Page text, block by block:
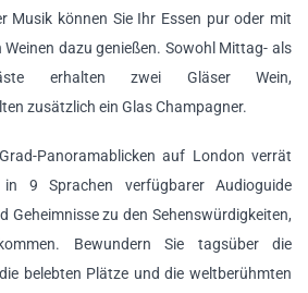
Musik können Sie Ihr Essen pur oder mit
dazu genießen. Sowohl Mittag- als
erhalten zwei Gläser Wein,
zusätzlich ein Glas Champagner.
Panoramablicken auf London verrät
9 Sprachen verfügbarer Audioguide
Geheimnisse zu den Sehenswürdigkeiten,
Bewundern Sie tagsüber die
belebten Plätze und die weltberühmten